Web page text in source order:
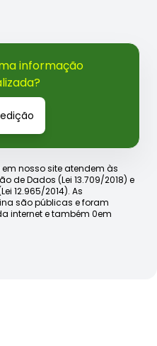
informação
nosso site atendem às
de Dados (Lei 13.709/2018) e
12.965/2014). As
são públicas e foram
internet e também 0em